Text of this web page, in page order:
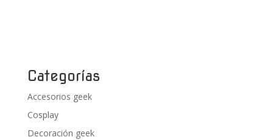
Categorías
Accesorios geek
Cosplay
Decoración geek